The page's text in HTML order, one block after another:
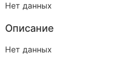
Нет данных
Описание
Нет данных